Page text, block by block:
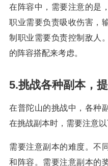
在阵容中，需要注意的是
职业需要负责吸收伤害，
制职业需要负责控制敌人
的阵容搭配来考虑。
5.挑战各种副本，
在普陀山的挑战中，各种
在挑战副本时，需要注意以
需要注意副本的难度。不
和阵容。需要注意副本的